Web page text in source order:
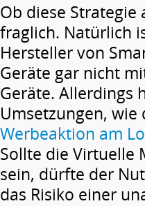
Ob diese
fraglich. Natürlich
Hersteller von
Geräte gar nicht
Geräte. Allerdings
Umsetzungen, wie
Werbeaktion am
Sollte die Virtuelle
sein, dürfte der
das Risiko einer